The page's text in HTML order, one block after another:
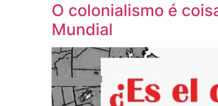
O colonialismo é
Mundial